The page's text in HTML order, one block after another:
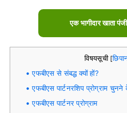
एक भागीदार खाता
विषयसूची [
एफबीएस से संबद्ध क्यों हों?
एफबीएस पार्टनरशिप प्रोग्राम
एफबीएस पार्टनर प्रोग्राम